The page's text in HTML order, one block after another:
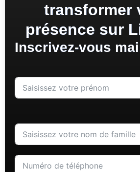
transformer
présence sur
Inscrivez-vous